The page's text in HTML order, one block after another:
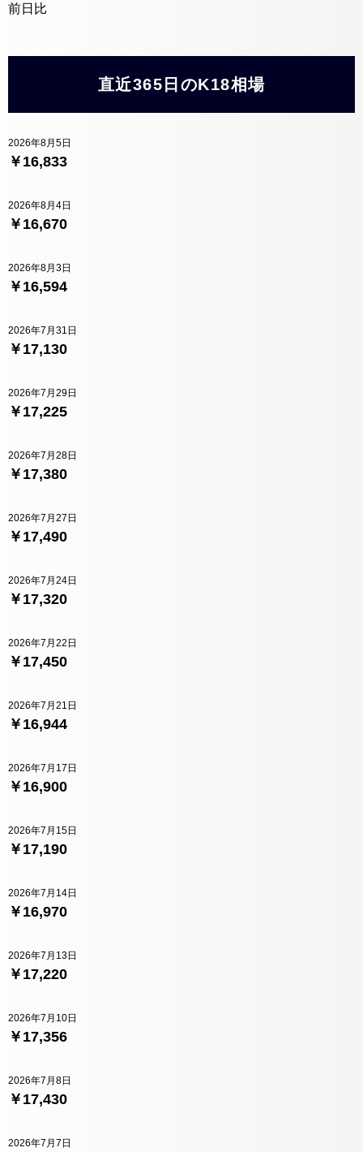
前日比
直近365日のK18相場
￥16,833
2026年8月5日
￥16,670
2026年8月4日
￥16,594
2026年8月3日
￥17,130
2026年7月31日
￥17,225
2026年7月29日
￥17,380
2026年7月28日
￥17,490
2026年7月27日
￥17,320
2026年7月24日
￥17,450
2026年7月22日
￥16,944
2026年7月21日
￥16,900
2026年7月17日
￥17,190
2026年7月15日
￥16,970
2026年7月14日
￥17,220
2026年7月13日
￥17,356
2026年7月10日
￥17,430
2026年7月8日
2026年7月7日